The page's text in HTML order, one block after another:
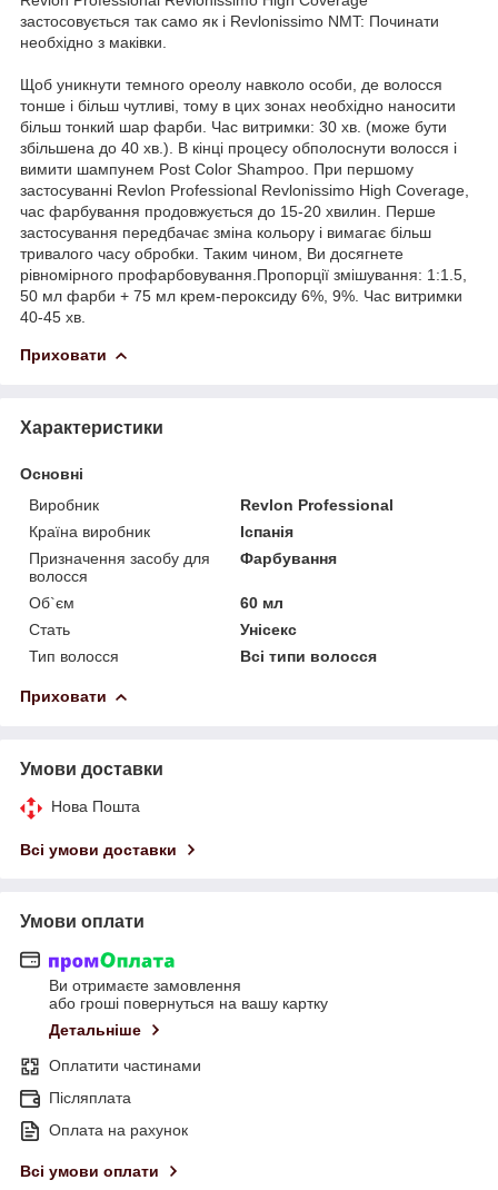
застосовується так само як і Revlonissimo NMT: Починати
необхідно з маківки.
Щоб уникнути темного ореолу навколо особи, де волосся
тонше і більш чутливі, тому в цих зонах необхідно наносити
більш тонкий шар фарби. Час витримки: 30 хв. (може бути
збільшена до 40 хв.). В кінці процесу обполоснути волосся і
вимити шампунем Post Color Shampoo. При першому
застосуванні Revlon Professional Revlonissimo High Coverage,
час фарбування продовжується до 15-20 хвилин. Перше
застосування передбачає зміна кольору і вимагає більш
тривалого часу обробки. Таким чином, Ви досягнете
рівномірного профарбовування.Пропорції змішування: 1:1.5,
50 мл фарби + 75 мл крем-пероксиду 6%, 9%. Час витримки
40-45 хв.
Приховати
Характеристики
Основні
Виробник
Revlon Professional
Країна виробник
Іспанія
Призначення засобу для
волосся
Фарбування
Об`єм
60 мл
Стать
Унісекс
Тип волосся
Всі типи волосся
Приховати
Умови доставки
Нова Пошта
Всі умови доставки
Умови оплати
Ви отримаєте замовлення
або гроші повернуться на вашу картку
Детальніше
Оплатити частинами
Післяплата
Оплата на рахунок
Всі умови оплати